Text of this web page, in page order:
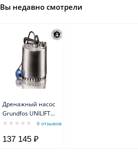
Вы недавно смотрели
Дренажный насос
Grundfos UNILIFT
AP 12.40.08.A1 /
5,9A 1x230V 50Hz
0 отзывов
137 145 ₽